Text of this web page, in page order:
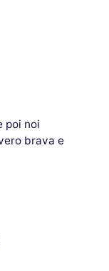
poi noi
brava e